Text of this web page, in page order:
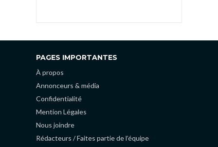
PAGES IMPORTANTES
À propos
Annonceurs & média
Confidentialité
Mention Légales
Nous joindre
Rédacteurs / Faites partie de l’équipe